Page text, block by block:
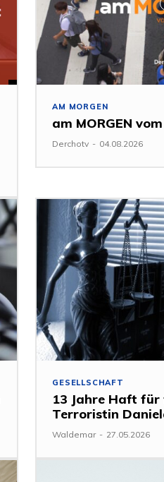
AM MORGEN
am MORGEN
Derchotv - 04.08.2026
GESELLSCHAFT
13 Jahre Haft für
Terroristin
Waldemar - 27.05.2026